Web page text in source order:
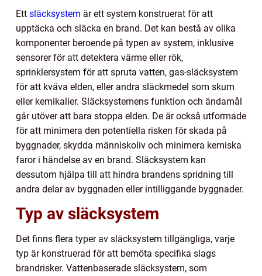
Ett släcksystem är ett system konstruerat för att
upptäcka och släcka en brand. Det kan bestå av olika
komponenter beroende på typen av system, inklusive
sensorer för att detektera värme eller rök,
sprinklersystem för att spruta vatten, gas-släcksystem
för att kväva elden, eller andra släckmedel som skum
eller kemikalier. Släcksystemens funktion och ändamål
går utöver att bara stoppa elden. De är också utformade
för att minimera den potentiella risken för skada på
byggnader, skydda människoliv och minimera kemiska
faror i händelse av en brand. Släcksystem kan
dessutom hjälpa till att hindra brandens spridning till
andra delar av byggnaden eller intilliggande byggnader.
Typ av släcksystem
Det finns flera typer av släcksystem tillgängliga, varje
typ är konstruerad för att bemöta specifika slags
brandrisker. Vattenbaserade släcksystem, som